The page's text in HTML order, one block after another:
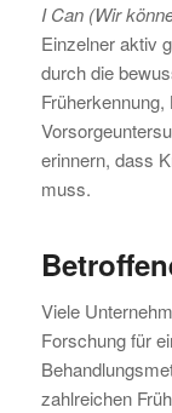
I Can (Wir
Einzelner aktiv
durch die
erinnern, dass
muss.
Viele
Forschung für
zahlreichen